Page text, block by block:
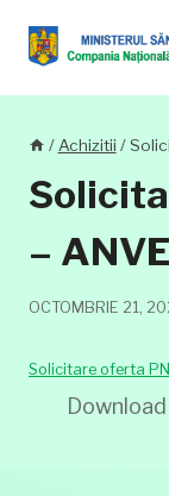
content
/ Achizitii /
–
OCTOMBRIE 21,
Solicitare oferta
Download